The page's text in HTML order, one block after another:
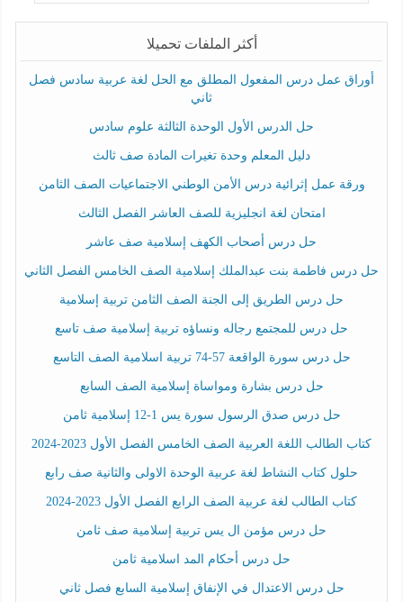
أكثر الملفات تحميلا
أوراق عمل درس المفعول المطلق مع الحل لغة عربية سادس فصل
ثاني
حل الدرس الأول الوحدة الثالثة علوم سادس
دليل المعلم وحدة تغيرات المادة صف ثالث
ورقة عمل إثرائية درس الأمن الوطني الاجتماعيات الصف الثامن
امتحان لغة انجليزية للصف العاشر الفصل الثالث
حل درس أصحاب الكهف إسلامية صف عاشر
حل درس فاطمة بنت عبدالملك إسلامية الصف الخامس الفصل الثاني
حل درس الطريق إلى الجنة الصف الثامن تربية إسلامية
حل درس للمجتمع رجاله ونساؤه تربية إسلامية صف تاسع
حل درس سورة الواقعة 57-74 تربية اسلامية الصف التاسع
حل درس بشارة ومواساة إسلامية الصف السابع
حل درس صدق الرسول سورة يس 1-12 إسلامية ثامن
كتاب الطالب اللغة العربية الصف الخامس الفصل الأول 2023-2024
حلول كتاب النشاط لغة عربية الوحدة الاولى والثانية صف رابع
كتاب الطالب لغة عربية الصف الرابع الفصل الأول 2023-2024
حل درس مؤمن ال يس تربية إسلامية صف ثامن
حل درس أحكام المد اسلامية ثامن
حل درس الاعتدال في الإنفاق إسلامية السابع فصل ثاني